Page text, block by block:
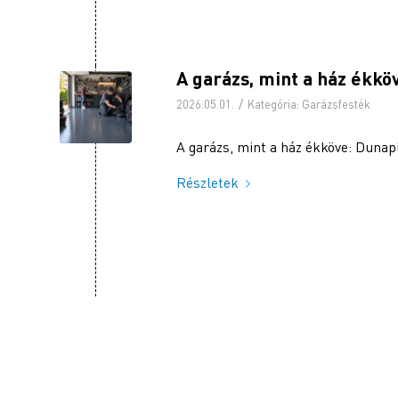
A garázs, mint a ház
2026.05.01. / Kategória: Garázsfesték
A garázs, mint a ház ékköve:
Részletek